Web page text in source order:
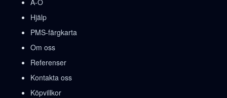
Hjälp
PMS-färgkarta
Om oss
Referenser
Kontakta oss
Köpvillkor